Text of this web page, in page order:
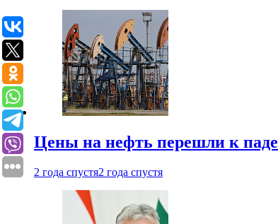
Цены на нефть перешли к
2 года спустя2 года спустя